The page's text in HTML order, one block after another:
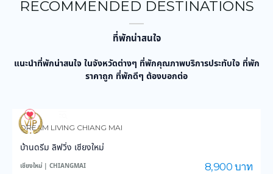
RECOMMENDED DESTINATIONS
ที่พักน่าสนใจ
แนะนำที่พักน่าสนใจ ในจังหวัดต่างๆ ที่พักคุณภาพบริการประทับใจ ที่พัก
ราคาถูก ที่พักดีๆ ต้องบอกต่อ
960
DREAM LIVING CHIANG MAI
บ้านดรีม ลิฟวิ่ง เชียงใหม่
เชียงใหม่ | CHIANGMAI 8,900 บาท